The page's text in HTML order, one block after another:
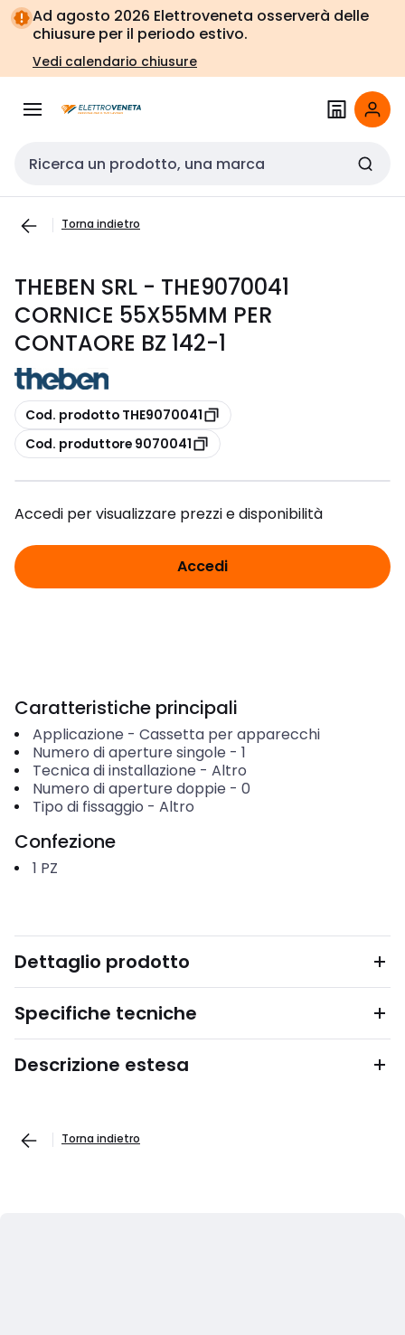
Vai alla
navigazione
Vai
alla
pagina
Ad agosto 2026 Elettroveneta osserverà delle
chiusure per il periodo estivo.
Vedi calendario chiusure
Cerca input
Torna indietro
THEBEN SRL - THE9070041
CORNICE 55X55MM PER
CONTAORE BZ 142-1
copia
Cod. prodotto THE9070041
copia
Cod. produttore 9070041
Accedi per visualizzare prezzi e disponibilità
Accedi
Caratteristiche principali
Applicazione - Cassetta per apparecchi
Numero di aperture singole - 1
Tecnica di installazione - Altro
Numero di aperture doppie - 0
Tipo di fissaggio - Altro
Confezione
1 PZ
Dettaglio prodotto
Specifiche tecniche
Descrizione estesa
Torna indietro